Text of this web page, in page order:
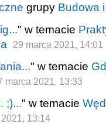
grupy Budowa
" w temacie
29 marca 2021, 14:01
" w temacie
marca 2021, 13:33
;)..." w temacie
13:14